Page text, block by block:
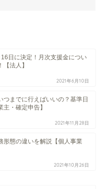
日に決定！月次支援金につい
法人】
2021年6月10日
つまでに行えばいいの？基準日
・確定申告】
2021年11月28日
形態の違いを解説【個人事業
2021年10月26日